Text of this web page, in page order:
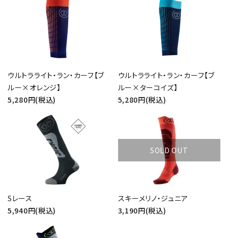
ウルトラライト・ラン・カーフ【ブ
ルー×オレンジ】
5,280円(税込)
ウルトラライト・ラン・カーフ【ブ
ルー×ターコイズ】
5,280円(税込)
Sレース
5,940円(税込)
SOLD OUT
スキーメリノ・ジュニア
3,190円(税込)